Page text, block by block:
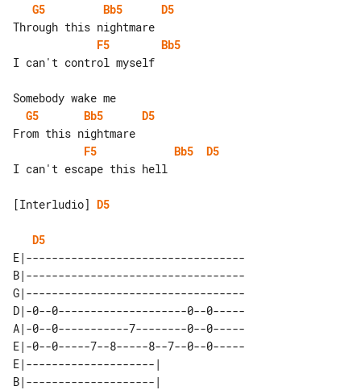
G5
Bb5
D5
F5
Bb5
I can't control myself
G5
Bb5
D5
F5
Bb5
D5
I can't escape this hell
[Interludio] D5
D5
E|----------------------------------
B|----------------------------------
G|----------------------------------
D|-0--0--------------------0--0-----
A|-0--0-----------7--------0--0-----
E|-0--0-----7--8-----8--7--0--0-----
E|--------------------|
B|--------------------|